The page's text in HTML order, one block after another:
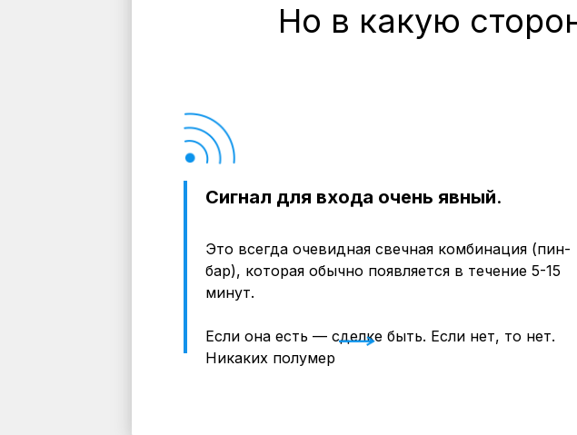
Но в какую
Это всегда очевидная свечная комбинация (пин-
бар), которая обычно появляется в течение 5-15
минут.
Если она есть — сделке быть. Если нет, то нет.
Никаких полумер
Сигнал для входа очень явный.